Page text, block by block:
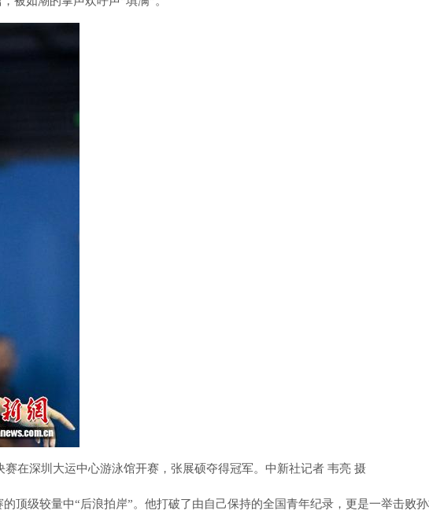
赛在深圳大运中心游泳馆开赛，张展硕夺得冠军。中新社记者 韦亮 摄
顶级较量中“后浪拍岸”。他打破了由自己保持的全国青年纪录，更是一举击败